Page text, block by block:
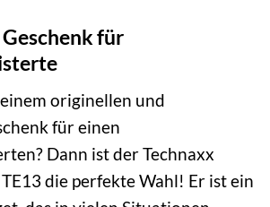
für
originellen und
für einen
Dann ist der Technaxx
die perfekte Wahl! Er ist ein